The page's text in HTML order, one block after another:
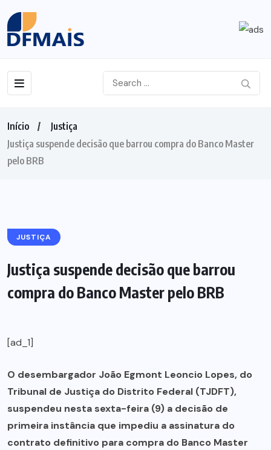
Início
Justiça
Justiça suspende decisão que barrou compra do Banco Master
pelo BRB
JUSTIÇA
Justiça suspende decisão que barrou
compra do Banco Master pelo BRB
[ad_1]
O desembargador João Egmont Leoncio Lopes, do
Tribunal de Justiça do Distrito Federal (TJDFT),
suspendeu nesta sexta-feira (9) a decisão de
primeira instância que impediu a assinatura do
contrato definitivo para compra do Banco Master